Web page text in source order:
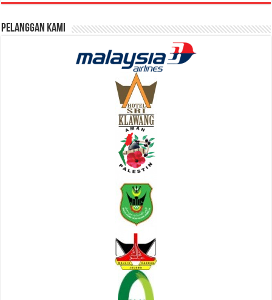
Pelanggan Kami